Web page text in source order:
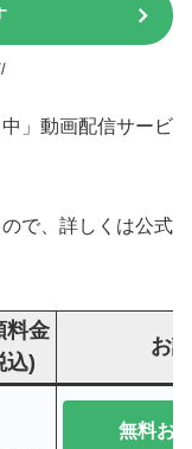
」動画配信サービ
で、詳しくは公式
料金
込)
お
無料お